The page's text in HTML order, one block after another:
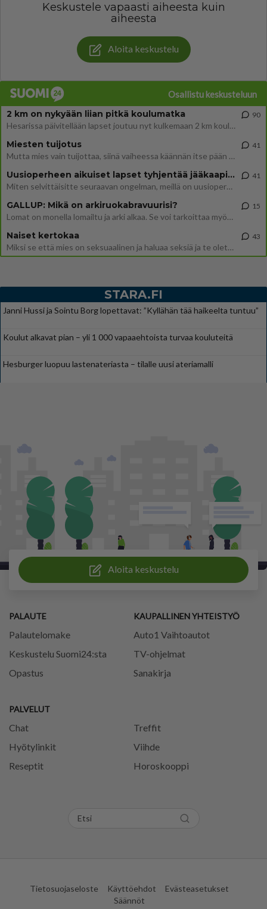
Keskustele vapaasti aiheesta kuin
aiheesta
Aloita keskustelu
Osallistu keskusteluun
2 km on nykyään liian pitkä koulumatka
Hesarissa päivitellään lapset joutuu nyt kulkemaan 2 km kouluun jösses. Ruostefillarilla tuo matka menee vaikka miten äk
90
Miesten tuijotus
Mutta mies vain tuijottaa, siinä vaiheessa käännän itse pään pois. Mikä juttu? Yleensä jos joku tuijottaa tai katsoo, hä
41
Uusioperheen aikuiset lapset tyhjentää jääkaapin käydessään
Miten selvittäisitte seuraavan ongelman, meillä on uusioperhe, minulla teini-ikäiset lapset ja puolisolla aikuiset, jotk
41
GALLUP: Mikä on arkiruokabravuurisi?
Lomat on monella lomailtu ja arki alkaa. Se voi tarkoittaa myös sitä, että grillailut on grillattu ja palataan arjen ruo
15
Naiset kertokaa
Miksi se että mies on seksuaalinen ja haluaa seksiä ja te olette hänen mielestänne haluttava on vastenmielistä? Mikä sii
43
STARA.FI
Janni Hussi ja Sointu Borg lopettavat: ”Kyllähän tää haikeelta tuntuu”
Koulut alkavat pian – yli 1 000 vapaaehtoista turvaa kouluteitä
Hesburger luopuu lastenateriasta – tilalle uusi ateriamalli
Aloita keskustelu
PALAUTE
Palautelomake
Keskustelu Suomi24:sta
Opastus
PALVELUT
Chat
Treffit
Hyötylinkit
Viihde
Reseptit
Horoskooppi
KAUPALLINEN YHTEISTYÖ
Auto1 Vaihtoautot
TV-ohjelmat
Sanakirja
Tietosuojaseloste Käyttöehdot
Evästeasetukset
Säännöt